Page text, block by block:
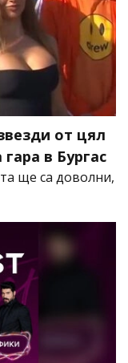
от цял
в Бургас
ще са доволни,